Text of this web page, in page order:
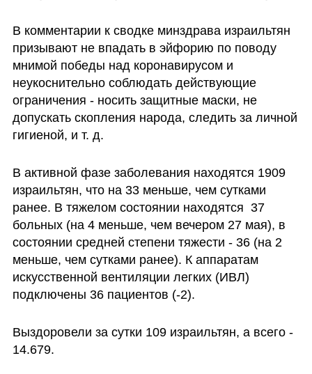
В комментарии к сводке минздрава израильтян
призывают не впадать в эйфорию по поводу
мнимой победы над коронавирусом и
неукоснительно соблюдать действующие
ограничения - носить защитные маски, не
допускать скопления народа, следить за личной
гигиеной, и т. д.
В активной фазе заболевания находятся 1909
израильтян, что на 33 меньше, чем сутками
ранее. В тяжелом состоянии находятся  37
больных (на 4 меньше, чем вечером 27 мая), в
состоянии средней степени тяжести - 36 (на 2
меньше, чем сутками ранее). К аппаратам
искусственной вентиляции легких (ИВЛ)
подключены 36 пациентов (-2).
Выздоровели за сутки 109 израильтян, а всего -
14.679.